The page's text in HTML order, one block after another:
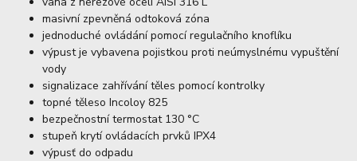
masivní zpevněná odtoková zóna
jednoduché ovládání pomocí regulačního knoflíku
výpust je vybavena pojistkou proti neúmyslnému vypuštění
vody
signalizace zahřívání těles pomocí kontrolky
topné těleso Incoloy 825
bezpečnostní termostat 130 °C
stupeň krytí ovládacích prvků IPX4
výpusť do odpadu